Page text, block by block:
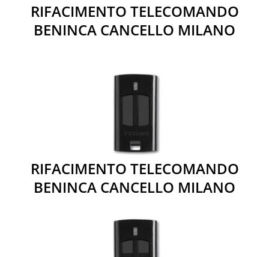
RIFACIMENTO TELECOMANDO
BENINCA CANCELLO MILANO
RIFACIMENTO TELECOMANDO
BENINCA CANCELLO MILANO